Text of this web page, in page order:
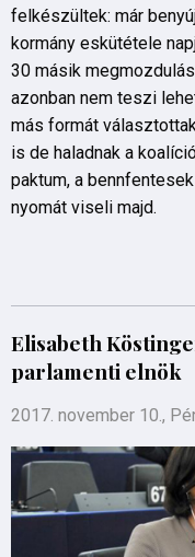
felkészültek: már
kormány eskütétele
30 másik
azonban nem teszi
más formát
is de haladnak a
paktum, a
nyomát viseli majd.
Elisabeth
parlamenti elnök
2017. november 10.,